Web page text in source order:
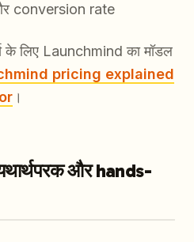
conversion rate
के लिए Launchmind का मॉडल
pricing explained
।
और hands-